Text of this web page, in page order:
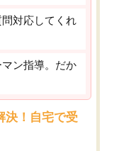
対応してくれ
ン指導。だか
決！自宅で受